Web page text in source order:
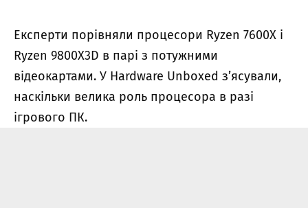
Експерти порівняли процесори Ryzen 7600X і
Ryzen 9800X3D в парі з потужними
відеокартами. У Hardware Unboxed з’ясували,
наскільки велика роль процесора в разі
ігрового ПК.